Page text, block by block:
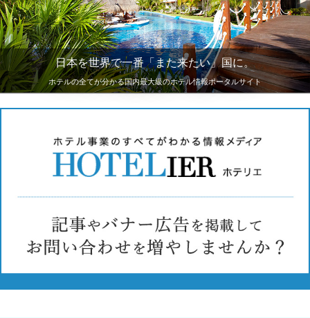
日本を世界で一番「また来たい」国に。
ホテルの全てが分かる国内最大級のホテル情報ポータルサイト